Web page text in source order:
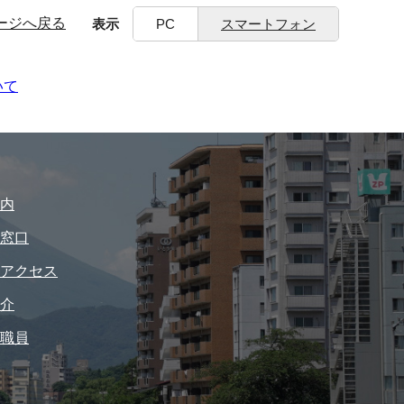
ジへ戻る 表示 PC スマートフォン
口
クセス
員